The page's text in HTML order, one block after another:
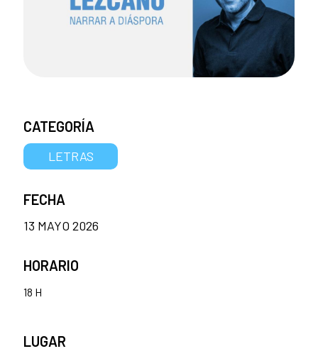
CATEGORÍA
LETRAS
FECHA
13 MAYO 2026
HORARIO
18 H
LUGAR